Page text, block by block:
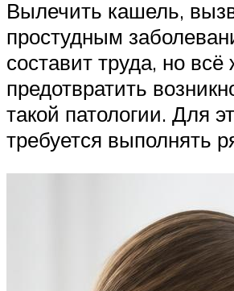
Вылечить кашель,
простудным
составит труда, но
предотвратить
такой патологии. Для
требуется выполнять